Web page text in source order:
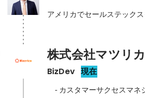
アメリカでセールステック
株式会社マツリカ
BizDev 現在
- カスタマーサクセスマネ